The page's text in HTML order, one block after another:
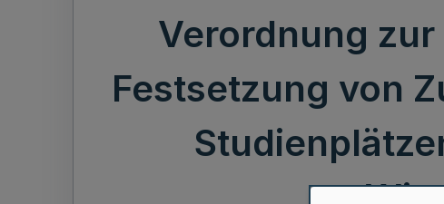
Verordnung
Festsetzung von